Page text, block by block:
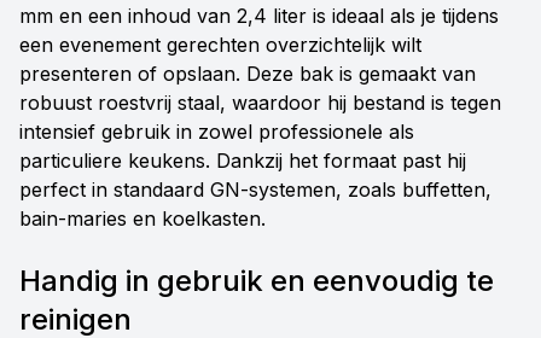
mm en een inhoud van 2,4 liter is ideaal als je tijdens
een evenement gerechten overzichtelijk wilt
presenteren of opslaan. Deze bak is gemaakt van
robuust roestvrij staal, waardoor hij bestand is tegen
intensief gebruik in zowel professionele als
particuliere keukens. Dankzij het formaat past hij
perfect in standaard GN-systemen, zoals buffetten,
bain-maries en koelkasten.
Handig in gebruik en eenvoudig te
reinigen